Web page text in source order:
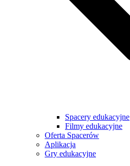
Spacery edukacyjne
Filmy edukacyjne
Oferta Spacerów
Aplikacja
Gry edukacyjne